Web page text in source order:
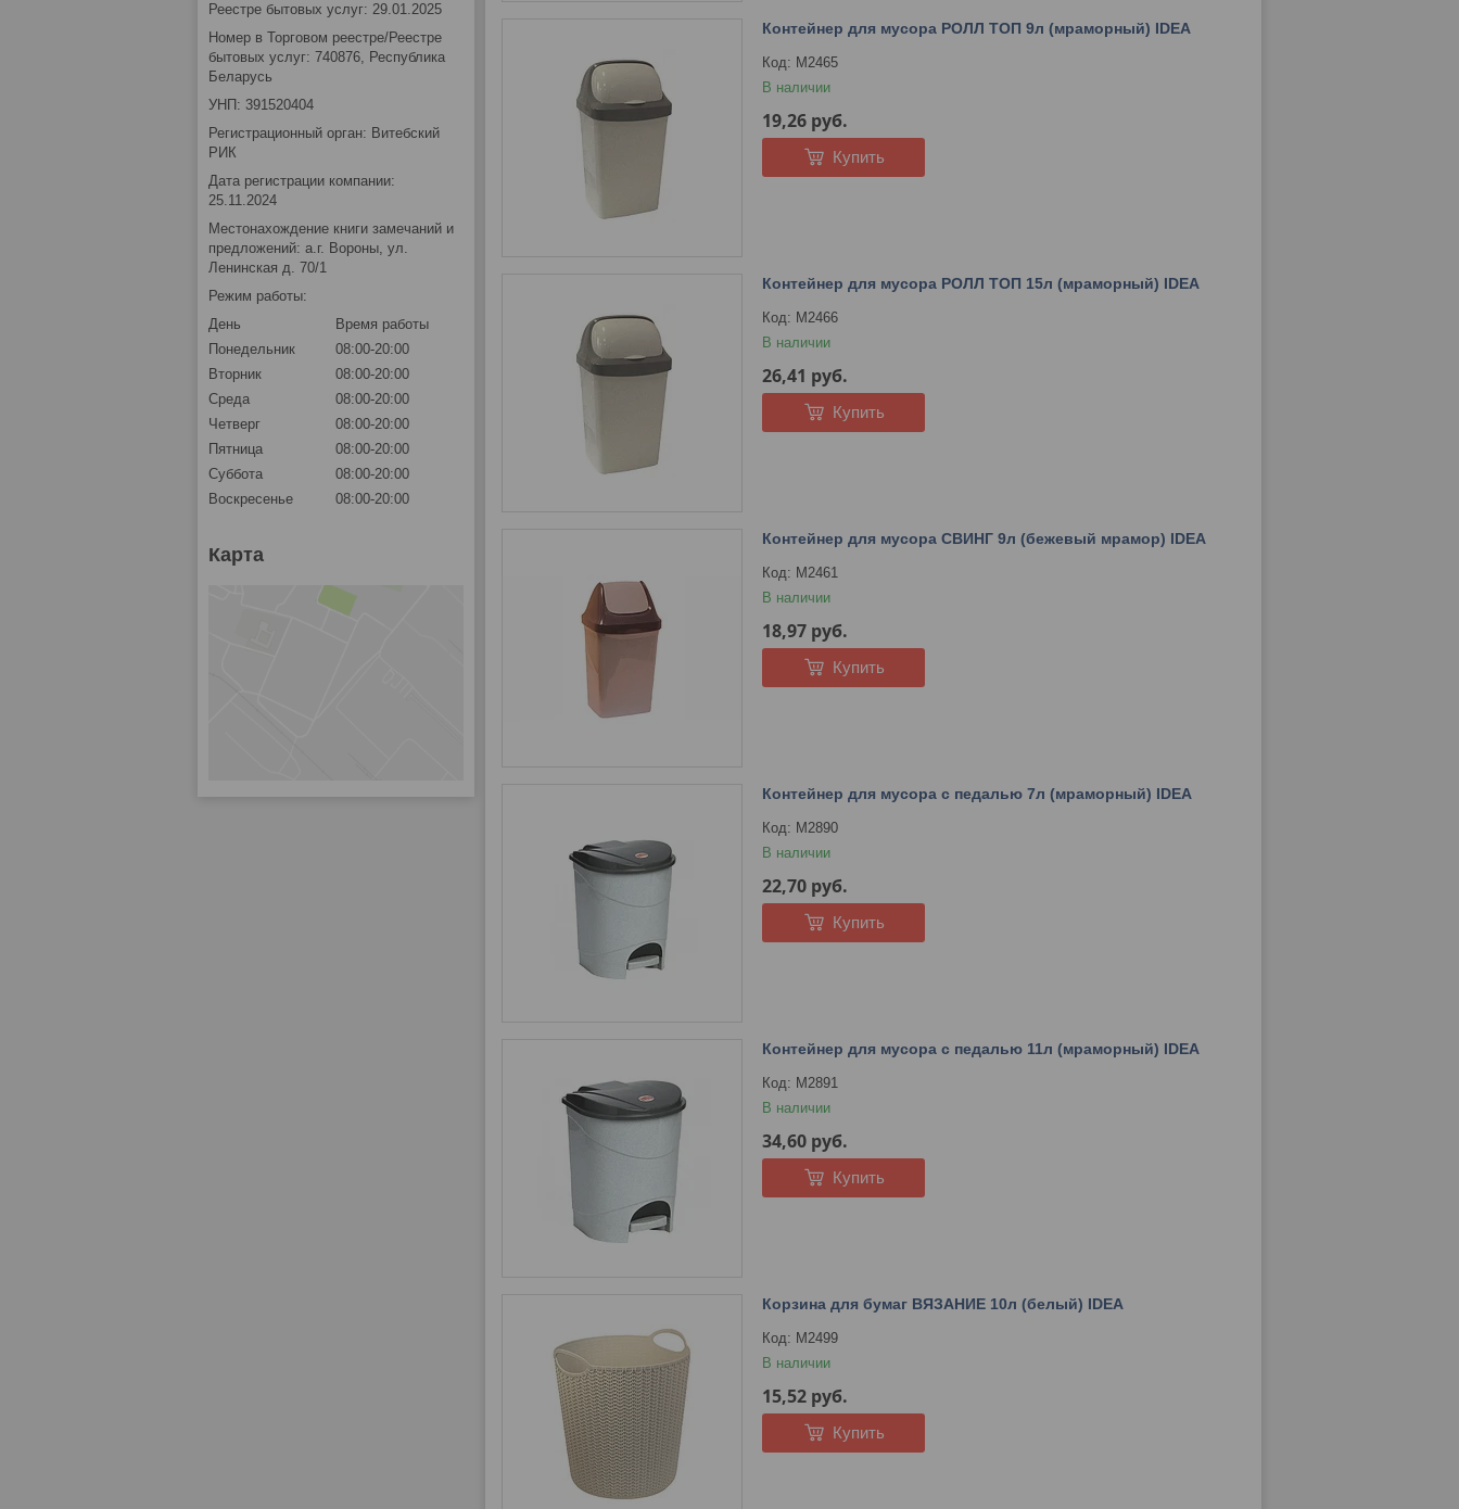
Контейнер для мусора РОЛЛ ТОП 9л (мраморный) IDEA
М2465
В наличии
19,26 руб.
Купить
Контейнер для мусора РОЛЛ ТОП 15л (мраморный) IDEA
М2466
В наличии
26,41 руб.
Купить
Контейнер для мусора СВИНГ 9л (бежевый мрамор) IDEA
М2461
В наличии
18,97 руб.
Купить
Контейнер для мусора с педалью 7л (мраморный) IDEA
М2890
В наличии
22,70 руб.
Купить
Контейнер для мусора с педалью 11л (мраморный) IDEA
М2891
В наличии
34,60 руб.
Купить
Корзина для бумаг ВЯЗАНИЕ 10л (белый) IDEA
М2499
В наличии
15,52 руб.
Купить
Реестре бытовых услуг: 29.01.2025
Номер в Торговом реестре/Реестре
бытовых услуг: 740876, Республика
Беларусь
УНП: 391520404
Регистрационный орган: Витебский
РИК
Дата регистрации компании:
25.11.2024
Местонахождение книги замечаний и
предложений: а.г. Вороны, ул.
Ленинская д. 70/1
Режим работы:
День
Время работы
Понедельник
08:00-20:00
Вторник
08:00-20:00
Среда
08:00-20:00
Четверг
08:00-20:00
Пятница
08:00-20:00
Суббота
08:00-20:00
Воскресенье
08:00-20:00
Карта